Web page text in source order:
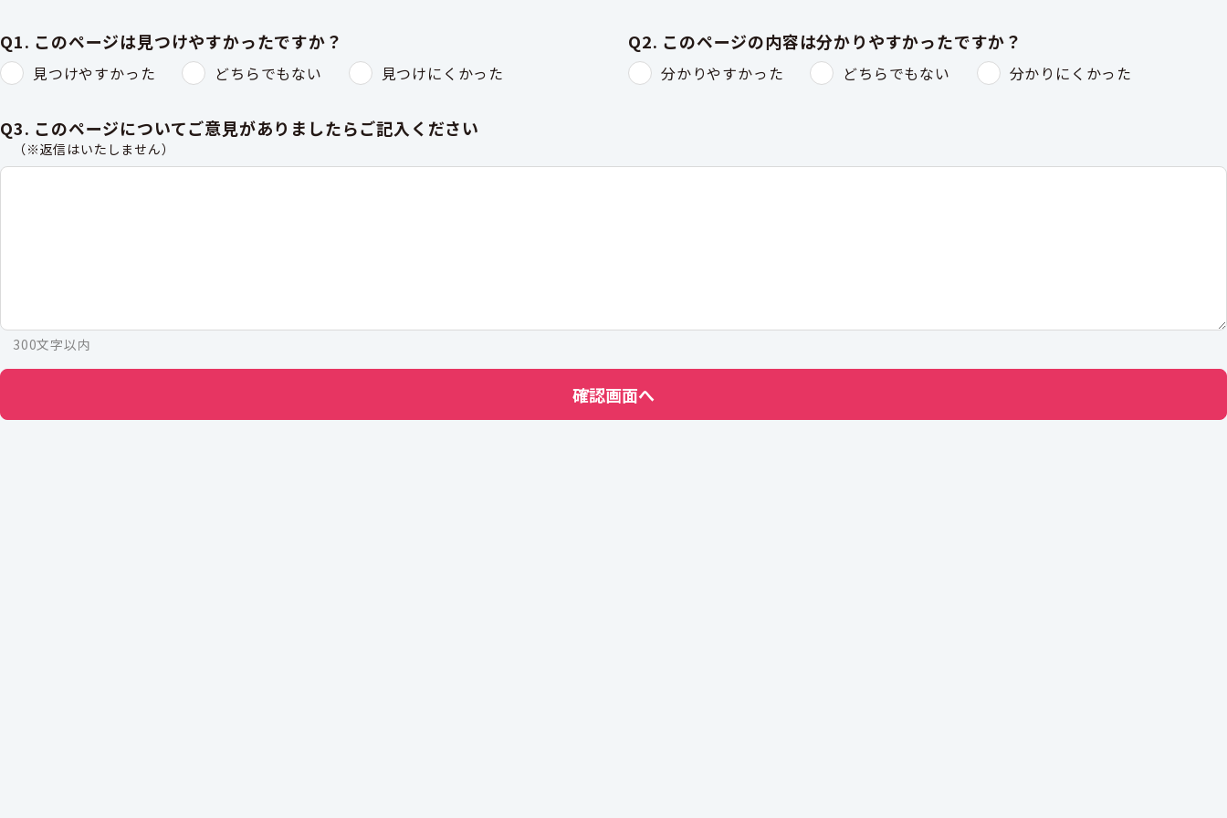
Q1. このページは見つけやすかったですか？
見つけやすかった どちらでもない 見つけにくかった
Q2. このページの内容は分かりやすかったですか？
分かりやすかった どちらでもない 分かりにくかった
Q3. このページについてご意見がありましたらご記入ください
（※返信はいたしません）
300文字以内